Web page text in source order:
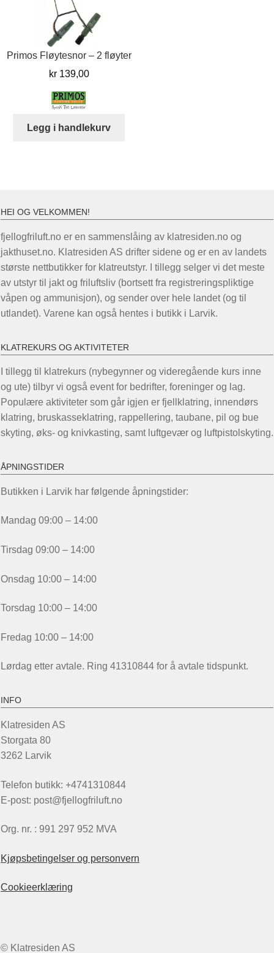
Primos Fløytesnor – 2 fløyter
kr139,00
Legg i handlekurv
HEI OG VELKOMMEN!
fjellogfriluft.no er en sammenslåing av klatresiden.no og
jakthuset.no. Klatresiden AS drifter sidene og er en av landets
største nettbutikker for klatreutstyr. I tillegg selger vi det meste
av utstyr til jakt og friluftsliv (bortsett fra registreringspliktige
våpen og ammunisjon), og sender over hele landet (og til
utlandet). Varene kan også hentes i butikk i Larvik.
KLATREKURS OG AKTIVITETER
I tillegg til klatrekurs (nybegynner og videregående kurs inne
og ute) tilbyr vi også event for bedrifter, foreninger og lag.
Populære aktiviteter som går igjen er fjellklatring, innendørs
klatring, bruskasseklatring, rappellering, taubane, pil og bue
skyting, øks- og knivkasting, samt luftgevær og luftpistolskyting.
ÅPNINGSTIDER
Butikken i Larvik har følgende åpningstider:
Mandag 09:00 – 14:00
Tirsdag 09:00 – 14:00
Onsdag 10:00 – 14:00
Torsdag 10:00 – 14:00
Fredag 10:00 – 14:00
Lørdag etter avtale. Ring 41310844 for å avtale tidspunkt.
INFO
Klatresiden AS
Storgata 80
3262 Larvik
Telefon butikk: +4741310844
E-post: post@fjellogfriluft.no
Org. nr. : 991 297 952 MVA
Kjøpsbetingelser og personvern
Cookieerklæring
© Klatresiden AS